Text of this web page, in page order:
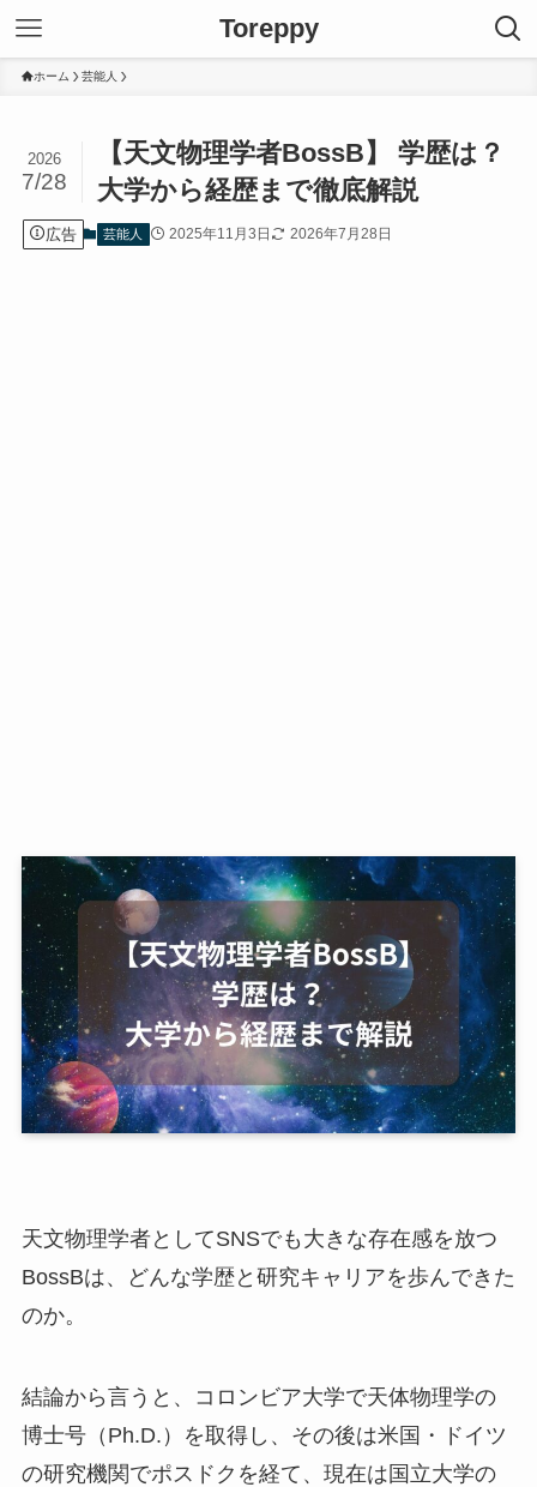
Toreppy
ホーム 芸能人
【天文物理学者BossB】 学歴は？
大学から経歴まで徹底解説
2026
7/28
広告 芸能人 2025年11月3日 2026年7月28日
天文物理学者としてSNSでも大きな存在感を放つ
BossBは、どんな学歴と研究キャリアを歩んできた
のか。
結論から言うと、コロンビア大学で天体物理学の
博士号（Ph.D.）を取得し、その後は米国・ドイツ
の研究機関でポスドクを経て、現在は国立大学の